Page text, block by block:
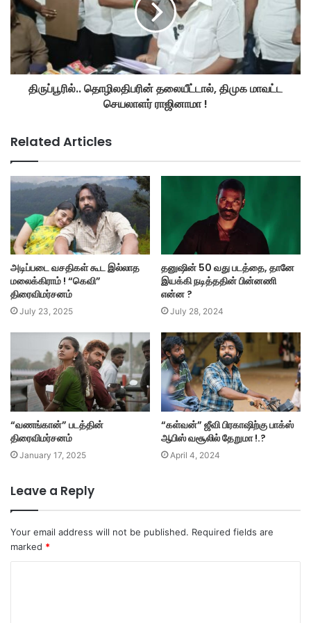
திருப்பூரில்.. தொழிலதிபரின் தலையீட்டால், திமுக மாவட்ட
செயலாளர் ராஜினாமா !
Related Articles
அடிப்படை வசதிகள் கூட இல்லாத
மலைக்கிராம் ! “கெவி”
திரைவிமர்சனம்
July 23, 2025
தனுஷின் 50 வது படத்தை, தானே
இயக்கி நடித்ததின் பின்னணி
என்ன ?
July 28, 2024
“வணங்கான்” படத்தின்
திரைவிமர்சனம்
January 17, 2025
“கள்வன்” ஜீவி பிரகாஷிற்கு பாக்ஸ்
ஆபிஸ் வசூலில் தேறுமா !.?
April 4, 2024
Leave a Reply
Your email address will not be published. Required fields are
marked *